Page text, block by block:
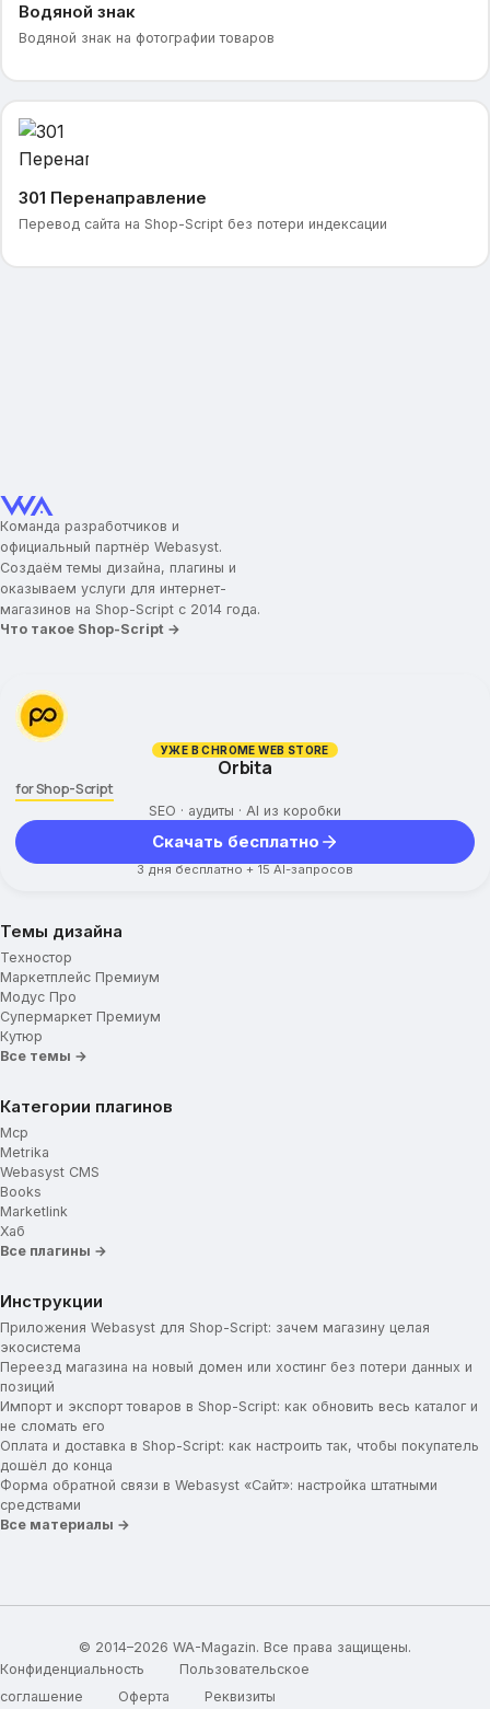
Водяной знак
Водяной знак на фотографии товаров
301 Перенаправление
Перевод сайта на Shop-Script без потери индексации
Команда разработчиков и
официальный партнёр Webasyst.
Создаём темы дизайна, плагины и
оказываем услуги для интернет-
магазинов на Shop-Script с 2014 года.
Что такое Shop-Script →
УЖЕ В CHROME WEB STORE
Orbita
for Shop-Script
SEO · аудиты · AI из коробки
Скачать бесплатно
3 дня бесплатно + 15 AI-запросов
Темы дизайна
Техностор
Маркетплейс Премиум
Модус Про
Супермаркет Премиум
Кутюр
Все темы →
Категории плагинов
Mcp
Metrika
Webasyst CMS
Books
Marketlink
Хаб
Все плагины →
Инструкции
Приложения Webasyst для Shop-Script: зачем магазину целая
экосистема
Переезд магазина на новый домен или хостинг без потери данных и
позиций
Импорт и экспорт товаров в Shop-Script: как обновить весь каталог и
не сломать его
Оплата и доставка в Shop-Script: как настроить так, чтобы покупатель
дошёл до конца
Форма обратной связи в Webasyst «Сайт»: настройка штатными
средствами
Все материалы →
© 2014–2026 WA-Magazin. Все права защищены.
Конфиденциальность
Пользовательское
соглашение
Оферта Реквизиты